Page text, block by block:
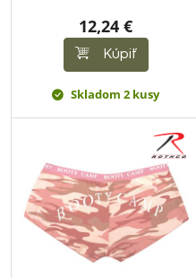
12,24 €
Kúpiť
Skladom 2 kusy